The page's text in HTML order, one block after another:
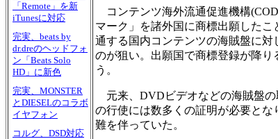
「Remote」を新
iTunesに対応
完実、beats by
dr.dreのヘッドフォ
ン「Beats Solo
HD」に新色
完実、MONSTER
とDIESELのコラボ
イヤフォン
コルグ、DSD対応
コンテンツ海外流通促進機構
マーク」を諸外国に商標出願した
通する国内コンテンツの海賊盤に
のが狙い。出願国で商標登録が降
う。
元来、DVDビデオなどの海賊盤の
の行使には数多くの証明が必要と
難を伴っていた。